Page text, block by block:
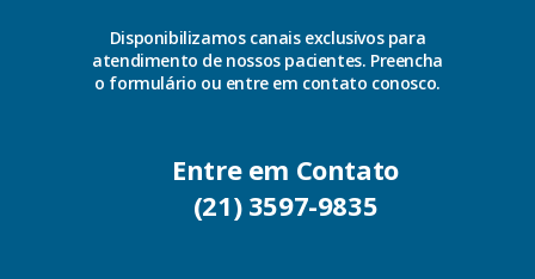
Disponibilizamos canais exclusivos para
atendimento de nossos pacientes. Preencha
o formulário ou entre em contato conosco.
Entre em Contato
(21) 3597-9835